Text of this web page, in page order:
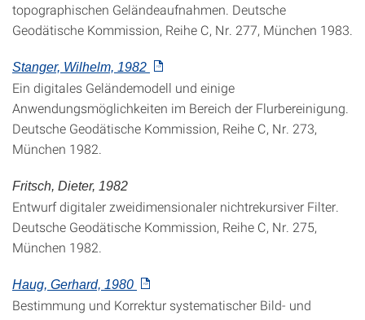
topographischen Geländeaufnahmen. Deutsche
Geodätische Kommission, Reihe C, Nr. 277, München 1983.
Stanger, Wilhelm, 1982
Ein digitales Geländemodell und einige
Anwendungsmöglichkeiten im Bereich der Flurbereinigung.
Deutsche Geodätische Kommission, Reihe C, Nr. 273,
München 1982.
Fritsch, Dieter, 1982
Entwurf digitaler zweidimensionaler nichtrekursiver Filter.
Deutsche Geodätische Kommission, Reihe C, Nr. 275,
München 1982.
Haug, Gerhard, 1980
Bestimmung und Korrektur systematischer Bild- und